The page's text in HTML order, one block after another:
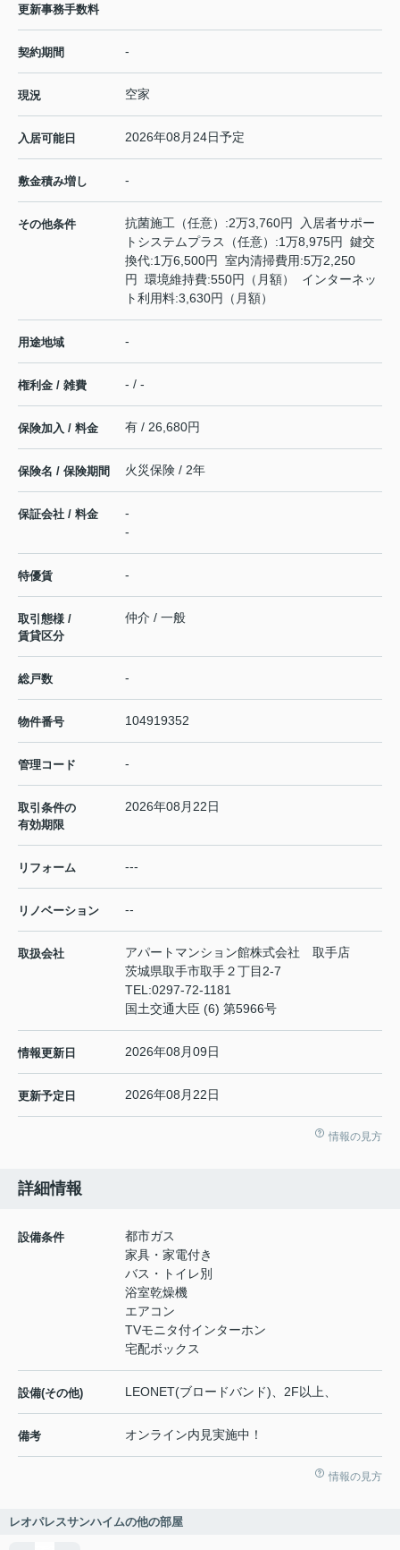
更新事務手数料
契約期間 -
現況 空家
入居可能日 2026年08月24日予定
敷金積み増し -
その他条件
抗菌施工（任意）:2万3,760円 入居者サポー
トシステムプラス（任意）:1万8,975円 鍵交
換代:1万6,500円 室内清掃費用:5万2,250
円 環境維持費:550円（月額） インターネッ
ト利用料:3,630円（月額）
用途地域 -
権利金 / 雑費 - / -
保険加入 / 料金 有 / 26,680円
保険名 / 保険期間 火災保険 / 2年
保証会社 / 料金
-
-
特優賃 -
取引態様 /
賃貸区分
仲介 / 一般
総戸数 -
物件番号 104919352
管理コード -
取引条件の
有効期限
2026年08月22日
リフォーム ---
リノベーション --
取扱会社
アパートマンション館株式会社 取手店
茨城県取手市取手２丁目2-7
TEL:0297-72-1181
国土交通大臣 (6) 第5966号
情報更新日 2026年08月09日
更新予定日 2026年08月22日
情報の見方
詳細情報
設備条件
都市ガス
家具・家電付き
バス・トイレ別
浴室乾燥機
エアコン
TVモニタ付インターホン
宅配ボックス
設備(その他) LEONET(ブロードバンド)、2F以上、
備考 オンライン内見実施中！
情報の見方
レオパレスサンハイムの他の部屋